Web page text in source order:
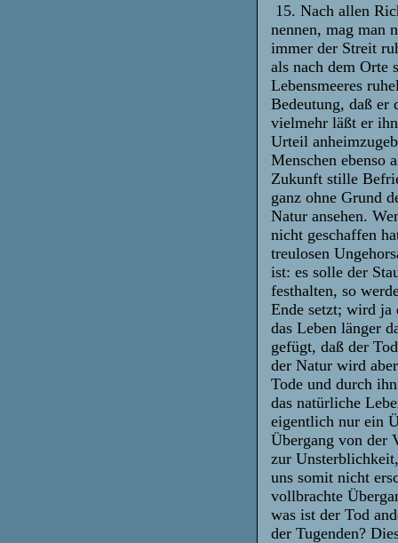
15. Nach allen
nennen, mag man
immer der Streit
als nach dem Orte
Lebensmeeres
Bedeutung, daß er
vielmehr läßt er
Urteil
Menschen ebenso
Zukunft stille
ganz ohne Grund
Natur ansehen.
nicht geschaffen
treulosen
ist: es solle der
festhalten, so
Ende setzt; wird ja
das Leben länger
gefügt, daß der
der Natur wird
Tode und durch
das natürliche
eigentlich nur ein
Übergang von der
zur
uns somit nicht
vollbrachte
was ist der Tod
der Tugenden?